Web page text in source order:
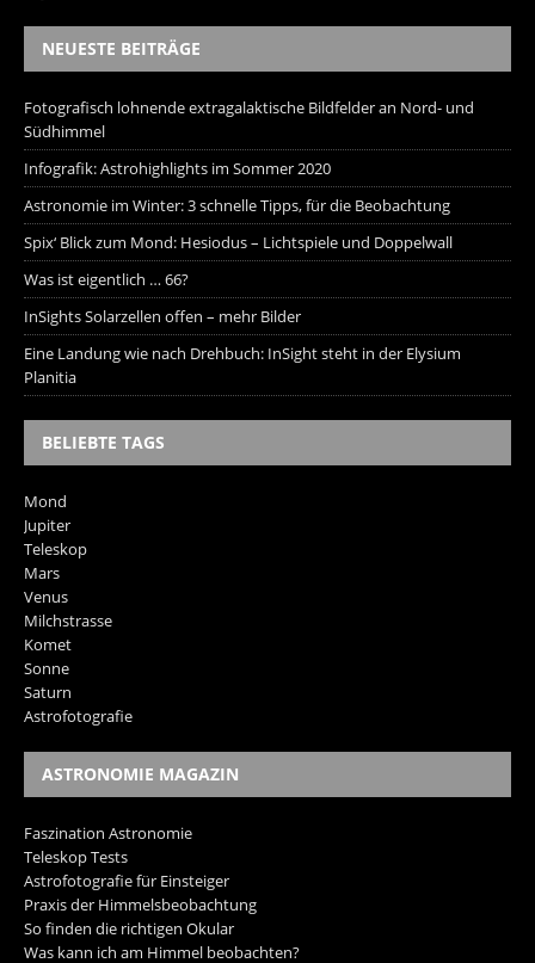
NEUESTE BEITRÄGE
Fotografisch lohnende extragalaktische Bildfelder an Nord- und
Südhimmel
Infografik: Astrohighlights im Sommer 2020
Astronomie im Winter: 3 schnelle Tipps, für die Beobachtung
Spix‘ Blick zum Mond: Hesiodus – Lichtspiele und Doppelwall
Was ist eigentlich … 66?
InSights Solarzellen offen – mehr Bilder
Eine Landung wie nach Drehbuch: InSight steht in der Elysium
Planitia
BELIEBTE TAGS
Mond
Jupiter
Teleskop
Mars
Venus
Milchstrasse
Komet
Sonne
Saturn
Astrofotografie
ASTRONOMIE MAGAZIN
Faszination Astronomie
Teleskop Tests
Astrofotografie für Einsteiger
Praxis der Himmelsbeobachtung
So finden die richtigen Okular
Was kann ich am Himmel beobachten?